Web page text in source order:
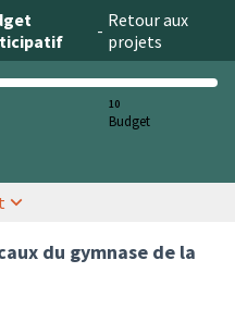
- Retour aux
projets
10
Budget
du gymnase de la